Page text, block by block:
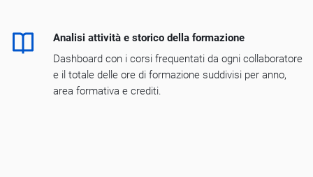
Analisi attività e storico della formazione
Dashboard con i corsi frequentati da ogni collaboratore
e il totale delle ore di formazione suddivisi per anno,
area formativa e crediti.